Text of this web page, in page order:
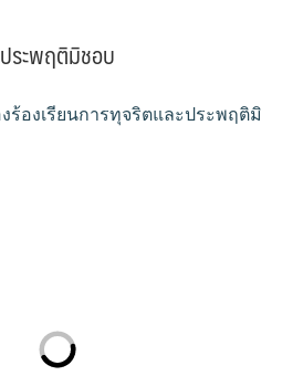
ระพฤติมิชอบ
งร้องเรียนการทุจริตและประพฤติมิ